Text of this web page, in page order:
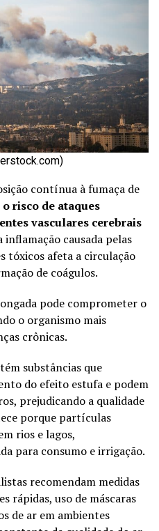
contínua à fumaça de
risco de ataques
vasculares cerebrais
causada pelas
tóxicos afeta a circulação
de coágulos.
pode comprometer o
o organismo mais
crônicas.
substâncias que
do efeito estufa e podem
prejudicando a qualidade
porque partículas
rios e lagos,
para consumo e irrigação.
recomendam medidas
rápidas, uso de máscaras
de ar em ambientes